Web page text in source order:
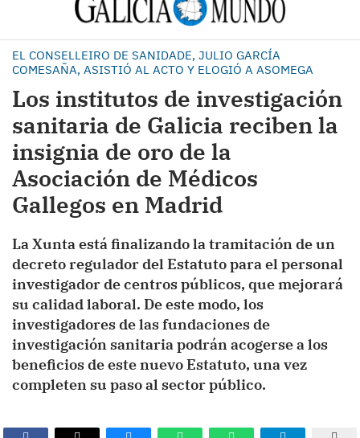
EL CONSELLEIRO DE SANIDADE, JULIO GARCÍA
COMESAÑA, ASISTIÓ AL ACTO Y ELOGIÓ A ASOMEGA
Los institutos de investigación
sanitaria de Galicia reciben la
insignia de oro de la
Asociación de Médicos
Gallegos en Madrid
La Xunta está finalizando la tramitación de un
decreto regulador del Estatuto para el personal
investigador de centros públicos, que mejorará
su calidad laboral. De este modo, los
investigadores de las fundaciones de
investigación sanitaria podrán acogerse a los
beneficios de este nuevo Estatuto, una vez
completen su paso al sector público.